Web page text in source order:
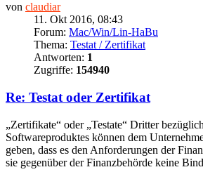
von claudiar
11. Okt 2016, 08:43
Forum: Mac/Win/Lin-HaBu
Thema: Testat / Zertifikat
Antworten: 1
Zugriffe: 154940
Re: Testat oder Zertifikat
„Zertifikate“ oder „Testate“ Dritter
Softwareproduktes können dem
geben, dass es den Anforderungen der
sie gegenüber der Finanzbehörde keine